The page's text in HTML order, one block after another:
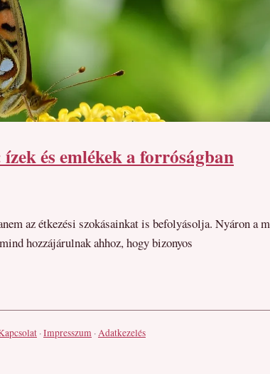
és emlékek a forróságban
az étkezési szokásainkat is befolyásolja. Nyáron a
hozzájárulnak ahhoz, hogy bizonyos
·Impresszum · Adatkezelés